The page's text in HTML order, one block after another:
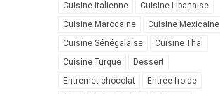
Cuisine Italienne
Cuisine Libanaise
Cuisine Marocaine
Cuisine Mexicaine
Cuisine Sénégalaise
Cuisine Thai
Cuisine Turque
Dessert
Entremet chocolat
Entrée froide